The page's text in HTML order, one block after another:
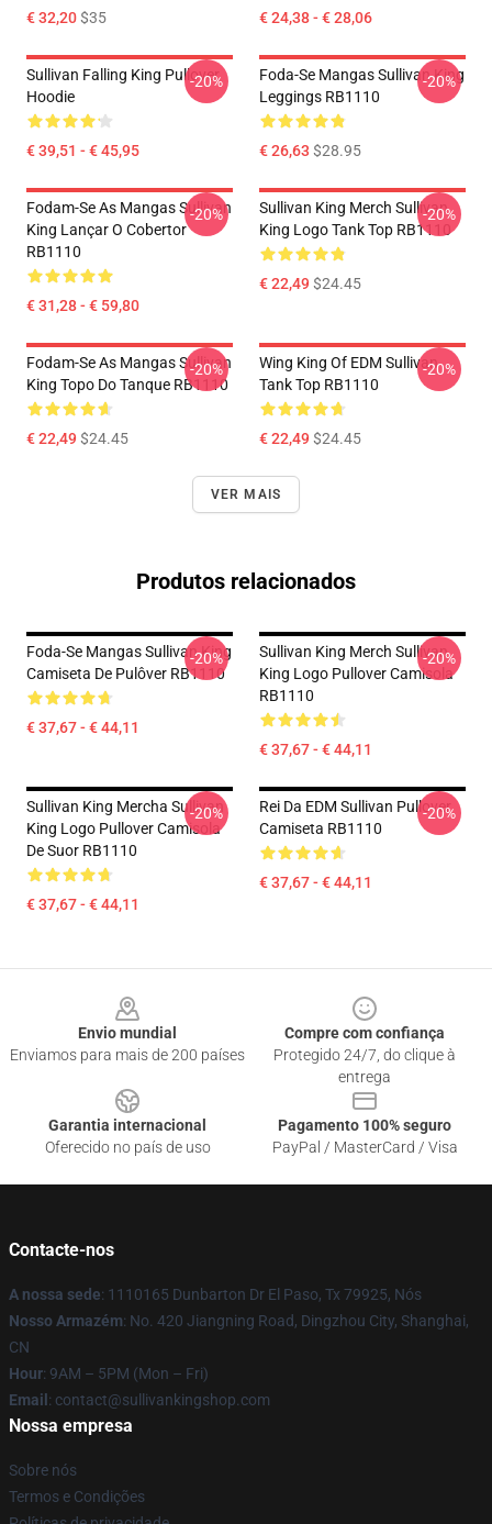
€ 32,20$35 € 24,38 - € 28,06
Sullivan Falling King Pullover
Hoodie
€ 39,51 - € 45,95
-20%
Foda-Se Mangas Sullivan King
Leggings RB1110
€ 26,63 $28.95
-20%
Fodam-Se As Mangas Sullivan
King Lançar O Cobertor
RB1110
€ 31,28 - € 59,80
-20%
Sullivan King Merch Sullivan
King Logo Tank Top RB1110
€ 22,49$24.45
-20%
Fodam-Se As Mangas Sullivan
King Topo Do Tanque RB1110
€ 22,49$24.45
-20%
Wing King Of EDM Sullivan
Tank Top RB1110
€ 22,49$24.45
-20%
VER MAIS
Produtos relacionados
Foda-Se Mangas Sullivan King
Camiseta De Pulôver RB1110
€ 37,67 - € 44,11
-20%
Sullivan King Merch Sullivan
King Logo Pullover Camisola
RB1110
€ 37,67 - € 44,11
-20%
Sullivan King Mercha Sullivan
King Logo Pullover Camisola
De Suor RB1110
€ 37,67 - € 44,11
-20%
Rei Da EDM Sullivan Pullover
Camiseta RB1110
€ 37,67 - € 44,11
-20%
Envio mundial
Enviamos para mais de 200 países
Compre com confiança
Protegido 24/7, do clique à
entrega
Garantia internacional
Oferecido no país de uso
Pagamento 100% seguro
PayPal / MasterCard / Visa
Contacte-nos
A nossa sede: 1110165 Dunbarton Dr El Paso, Tx 79925, Nós
Nosso Armazém: No. 420 Jiangning Road, Dingzhou City, Shanghai,
CN
Hour: 9AM – 5PM (Mon – Fri)
Email : contact@sullivankingshop.com
Nossa empresa
Sobre nós
Termos e Condições